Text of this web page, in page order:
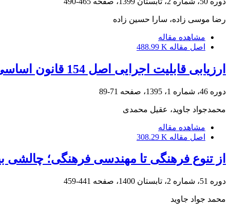
رضا موسی زاده، سارا حسین زاده
مشاهده مقاله
اصل مقاله 488.99 K
ارزیابی قابلیت اجرایی اصل 154 قانون اساسی (ج.ا.ا) در حقوق بین‌الملل معاصر
دوره 46، شماره 1، 1395، صفحه 71-89
محمدجواد جاوید، عقیل محمدی
مشاهده مقاله
اصل مقاله 308.29 K
از تنوع فرهنگی تا مهندسی فرهنگی؛
دوره 51، شماره 2، تابستان 1400، صفحه 441-459
محمد جواد جاوید